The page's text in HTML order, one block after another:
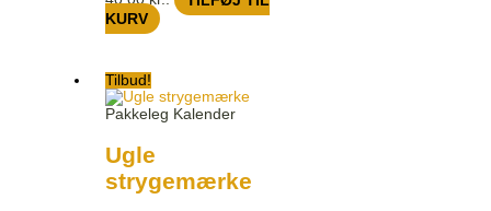
KURV
Tilbud!
Pakkeleg Kalender
Ugle
strygemærke